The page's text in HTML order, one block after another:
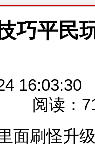
巧平民
24
阅读：
刷怪升级